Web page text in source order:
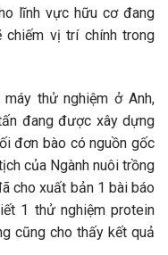
lĩnh vực hữu cơ đang
vị trí chính trong
thử nghiệm ở Anh,
đang được xây dựng
đơn bào có nguồn gốc
của Ngành nuôi trồng
cho xuất bản 1 bài báo
1 thử nghiệm protein
cũng cho thấy kết quả